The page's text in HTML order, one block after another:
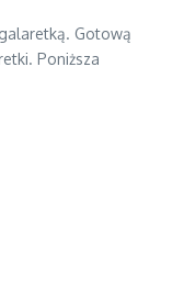
Gotową
Poniższa